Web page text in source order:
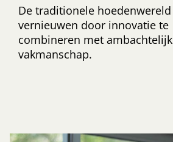
De traditionele hoedenwereld
vernieuwen door innovatie te
combineren met ambachtelijk
vakmanschap.